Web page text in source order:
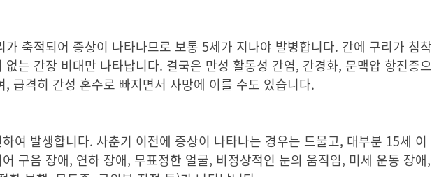
축적되어 증상이 나타나므로 보통 5세가 지나야 발병합니다. 간에 구리가 침착
는 간장 비대만 나타납니다. 결국은 만성 활동성 간염, 간경화, 문맥압 항진증으
급격히 간성 혼수로 빠지면서 사망에 이를 수도 있습니다.
여 발생합니다. 사춘기 이전에 증상이 나타나는 경우는 드물고, 대부분 15세 이
구음 장애, 연하 장애, 무표정한 얼굴, 비정상적인 눈의 움직임, 미세 운동 장애,